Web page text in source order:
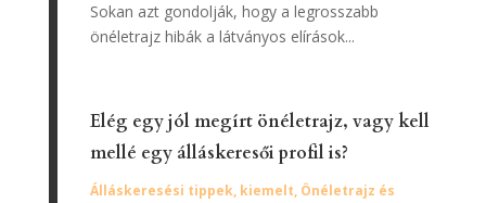
Sokan azt gondolják, hogy a legrosszabb
önéletrajz hibák a látványos elírások...
Elég egy jól megírt önéletrajz, vagy kell
mellé egy álláskeresői profil is?
Álláskeresési tippek, kiemelt, Önéletrajz és